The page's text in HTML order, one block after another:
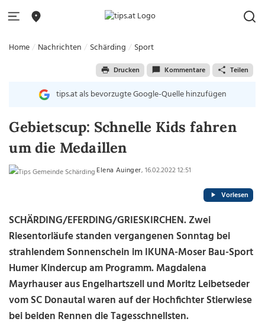
Home Nachrichten Schärding Sport
Drucken Kommentare Teilen
tips.at als bevorzugte Google-Quelle hinzufügen
Gebietscup: Schnelle Kids fahren
um die Medaillen
Elena Auinger, 16.02.2022 12:51
Vorlesen
SCHÄRDING/EFERDING/GRIESKIRCHEN. Zwei
Riesentorläufe standen vergangenen Sonntag bei
strahlendem Sonnenschein im IKUNA-Moser Bau-Sport
Humer Kindercup am Programm. Magdalena
Mayrhauser aus Engelhartszell und Moritz Leibetseder
vom SC Donautal waren auf der Hochfichter Stierwiese
bei beiden Rennen die Tagesschnellsten.